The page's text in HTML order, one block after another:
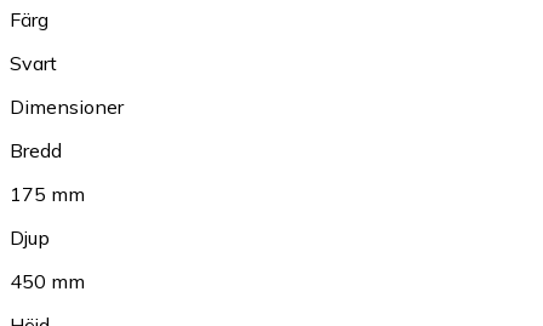
Färg
Svart
Dimensioner
Bredd
175 mm
Djup
450 mm